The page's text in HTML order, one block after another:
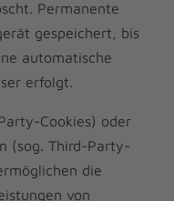
Permanente
gespeichert, bis
automatische
erfolgt.
Cookies) oder
(sog. Third-Party-
die
von